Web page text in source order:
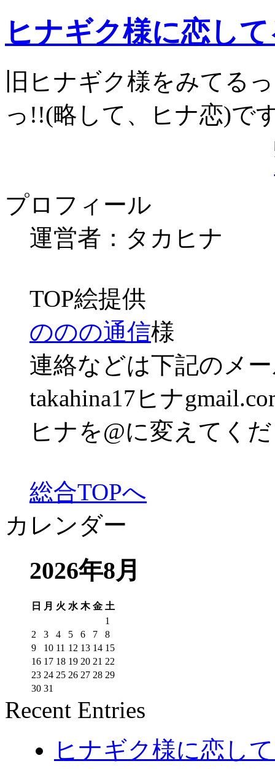
ヒナギク様に恋し
旧ヒナギク様をみてる
っ!!(略して、ヒナ恋)で
プロフィール
運営者：タカヒナ
TOP絵提供
ののの通信様
連絡などは下記のメ
takahina17ヒナ
ヒナを@に変えてく
総合TOPへ
カレンダー
2026年8月
日 月 火 水 木 金 土
1
2
3 4 5 6 7
8
9
10 11 12 13 14 15
16 17 18 19 20 21 22
23 24 25 26 27 28 29
30 31
Recent Entries
ヒナギク様に恋し